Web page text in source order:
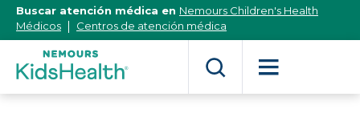
[Skip
Content]
Buscar atención médica en Nemours Children's Health
Médicos
Centros de atención médica